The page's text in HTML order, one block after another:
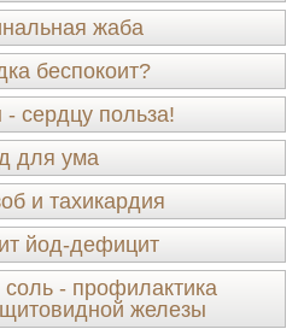
жаба
беспокоит?
сердцу польза!
для ума
и тахикардия
йод-дефицит
- профилактика
железы